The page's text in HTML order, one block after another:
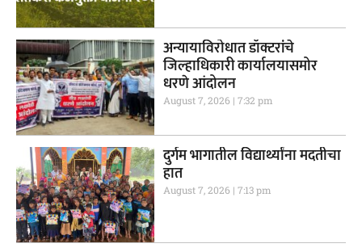
अन्यायाविरोधात डॉक्टरांचे
जिल्हाधिकारी कार्यालयासमोर
धरणे आंदोलन
August 7, 2026 7:32 pm
दुर्गम भागातील विद्यार्थ्यांना मदतीचा
हात
August 7, 2026 7:13 pm